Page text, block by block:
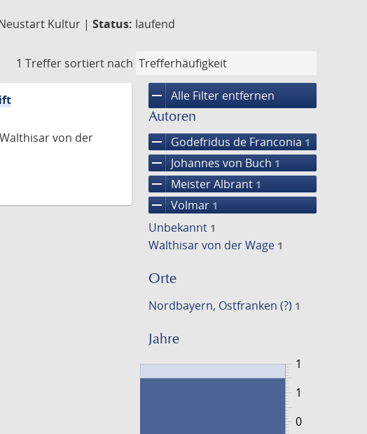
Kultur | Status: laufend
1 Treffer sortiert nach
remove Alle Filter entfernen
Autoren
remove Godefridus de Franconia 1
remove Johannes von Buch 1
remove Meister Albrant 1
remove Volmar 1
Unbekannt 1
Walthisar von der Wage 1
Orte
Nordbayern, Ostfranken (?) 1
Jahre
1
0
1
von der